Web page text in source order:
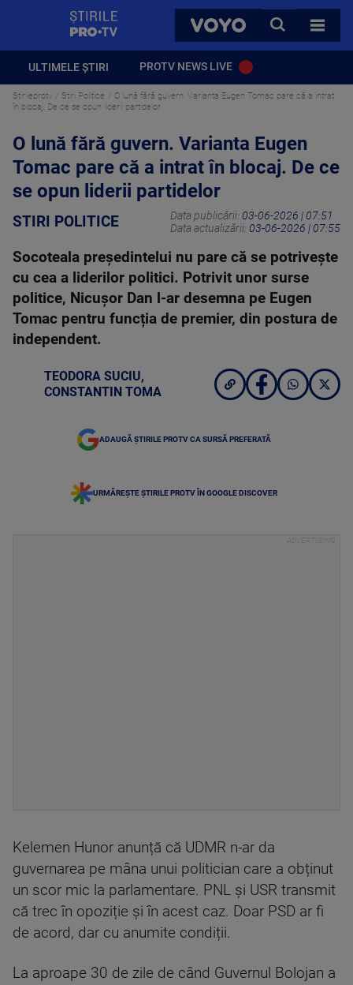
VOYO
CAUTA
TOATE
ULTIMELE ȘTIRI PROTV NEWS LIVE
Stirileprotv Stiri Politice
O lună fără guvern. Varianta Eugen Tomac pare că a intrat
în blocaj. De ce se opun liderii partidelor
O lună fără guvern. Varianta Eugen
Tomac pare că a intrat în blocaj. De ce
se opun liderii partidelor
STIRI POLITICE Data publicării: 03-06-2026 | 07:51
Data actualizării: 03-06-2026 | 07:55
Socoteala președintelui nu pare că se potrivește
cu cea a liderilor politici. Potrivit unor surse
politice, Nicușor Dan l-ar desemna pe Eugen
Tomac pentru funcția de premier, din postura de
independent.
TEODORA SUCIU,
CONSTANTIN TOMA
ADAUGĂ ȘTIRILE PROTV CA SURSĂ PREFERATĂ
URMĂREȘTE ȘTIRILE PROTV ÎN GOOGLE DISCOVER
Kelemen Hunor anunță că UDMR n-ar da
guvernarea pe mâna unui politician care a obținut
un scor mic la parlamentare. PNL și USR transmit
că trec în opoziție și în acest caz. Doar PSD ar fi
de acord, dar cu anumite condiții.
La aproape 30 de zile de când Guvernul Bolojan a